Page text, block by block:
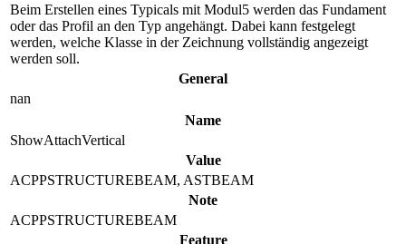
Beim Erstellen eines Typicals mit Modul5 werden das Fundament
oder das Profil an den Typ angehängt. Dabei kann festgelegt
werden, welche Klasse in der Zeichnung vollständig angezeigt
werden soll.
General
nan
Name
ShowAttachVertical
Value
ACPPSTRUCTUREBEAM, ASTBEAM
Note
ACPPSTRUCTUREBEAM
Feature